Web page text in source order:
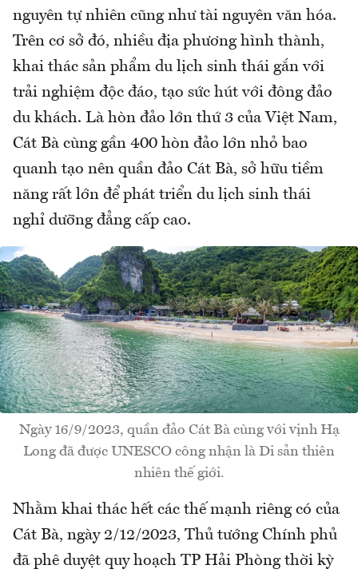
nguyên tự nhiên cũng như tài nguyên văn hóa.
Trên cơ sở đó, nhiều địa phương hình thành,
khai thác sản phẩm du lịch sinh thái gắn với
trải nghiệm độc đáo, tạo sức hút với đông đảo
du khách. Là hòn đảo lớn thứ 3 của Việt Nam,
Cát Bà cùng gần 400 hòn đảo lớn nhỏ bao
quanh tạo nên quần đảo Cát Bà, sở hữu tiềm
năng rất lớn để phát triển du lịch sinh thái
nghỉ dưỡng đẳng cấp cao.
Ngày 16/9/2023, quần đảo Cát Bà cùng với vịnh Hạ
Long đã được UNESCO công nhận là Di sản thiên
nhiên thế giới.
Nhằm khai thác hết các thế mạnh riêng có của
Cát Bà, ngày 2/12/2023, Thủ tướng Chính phủ
đã phê duyệt quy hoạch TP Hải Phòng thời kỳ